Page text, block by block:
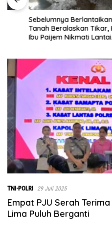
Sebelumnya Berlantaikan
Tanah Beralaskan Tikar, Kini
Ibu Paijem Nikmati Lantai
0208/Asahan
TNI-POLRI 29 Juli 2025
Empat PJU Serah
Lima Puluh Berganti